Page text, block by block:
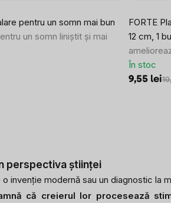
pentru un somn mai bun
un somn liniștit și mai
FORTE
12 cm, 1
În stoc
9,55 lei
perspectiva științei
invenție modernă sau un diagnostic la
că creierul lor procesează